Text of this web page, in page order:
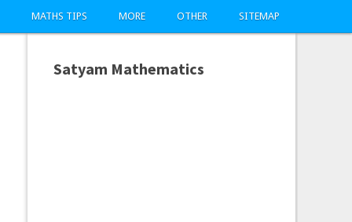
MATHS TIPS MORE OTHER SITEMAP
Satyam Mathematics